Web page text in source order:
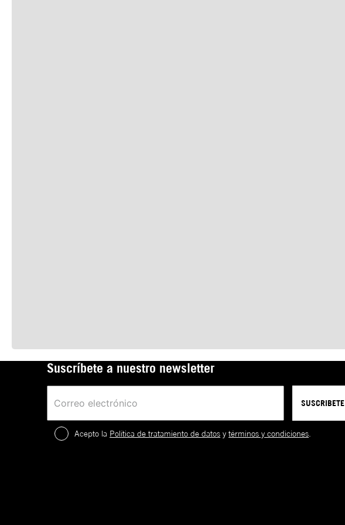
Suscríbete a nuestro newsletter
SUSCRIBETE
Acepto la Política de tratamiento de datos ytérminos y condiciones